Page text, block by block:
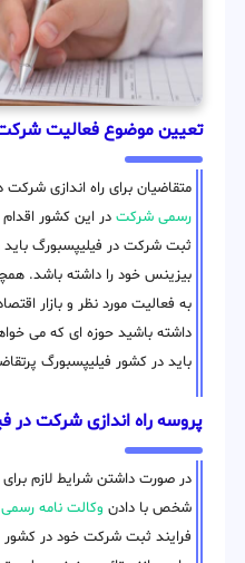
تعیین موضوع فعالیت
متقاضیان برای راه اندازی شرکت
رسمی شرکت در این کشور
ثبت شرکت در فیلیپسبورگ باید
بیزینس خود را داشته باشد.
به فعالیت مورد نظر و بازار
داشته باشید حوزه ای که می
باید در کشور فیلیپسبورگ
پروسه راه اندازی شرکت در
در صورت داشتن شرایط لازم
شخص با دادن وکالت نامه رسمی
فرایند ثبت شرکت خود در